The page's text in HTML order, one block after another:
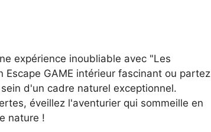
expérience inoubliable avec "Les
Escape GAME intérieur fascinant ou partez
d'un cadre naturel exceptionnel.
éveillez l'aventurier qui sommeille en
nature !